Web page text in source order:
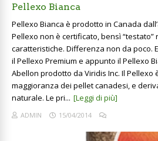
Pellexo Bianca
Pellexo Bianca è prodotto in Canada
Pellexo non è certificato, bensì
caratteristiche. Differenza non da poco.
il Pellexo Premium e appunto il Pellexo
Abellon prodotto da Viridis Inc. Il Pellexo
maggioranza dei pellet canadesi, e
naturale. Le pri... [Leggi di più]
ADMIN 15/04/2014